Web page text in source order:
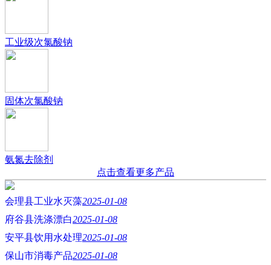
工业级次氯酸钠
固体次氯酸钠
氨氮去除剂
点击查看更多产品
会理县工业水灭藻2025-01-08
府谷县洗涤漂白2025-01-08
安平县饮用水处理2025-01-08
保山市消毒产品2025-01-08